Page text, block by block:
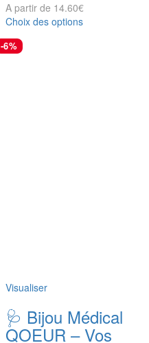
A partir de 14.60€
Choix des options
-6%
Visualiser
🩺 Bijou Médical
QOEUR – Vos